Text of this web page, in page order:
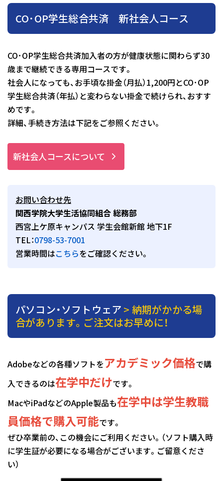
CO･OP学生総合共済 新社会人コース
CO･OP学生総合共済加入者の方が健康状態に関わらず30
歳まで継続できる専用コースです。
社会人になっても、お手頃な掛金（月払）1,200円とCO･OP
学生総合共済（年払）と変わらない掛金で続けられ、おすす
めです。
詳細、手続き方法は下記をご参照ください。
新社会人コースについて
お問い合わせ先
関西学院大学生活協同組合 総務部
西宮上ケ原キャンパス 学生会館新館 地下1F
TEL：0798-53-7001
営業時間はこちらをご確認ください。
パソコン・ソフトウェア > 納期がかかる場
合があります。ご注文はお早めに！
Adobeなどの各種ソフトをアカデミック価格で購
入できるのは在学中だけです。
MacやiPadなどのApple製品も在学中は学生教職
員価格で購入可能です。
ぜひ卒業前の、この機会にご利用ください。（ソフト購入時
に学生証が必要になる場合がございます。ご留意くださ
い）